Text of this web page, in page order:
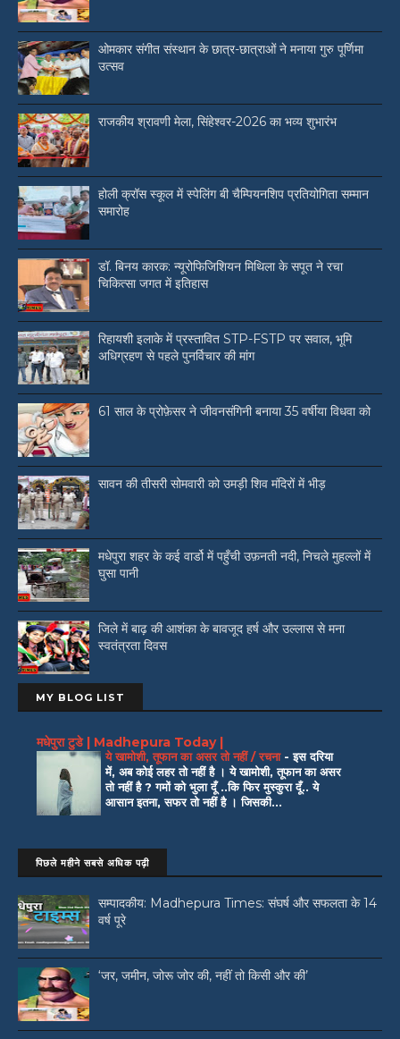
ओमकार संगीत संस्थान के छात्र-छात्राओं ने मनाया गुरु पूर्णिमा
उत्सव
राजकीय श्रावणी मेला, सिंहेश्वर-2026 का भव्य शुभारंभ
होली क्रॉस स्कूल में स्पेलिंग बी चैम्पियनशिप प्रतियोगिता सम्मान
समारोह
डॉ. बिनय कारक: न्यूरोफिजिशियन मिथिला के सपूत ने रचा
चिकित्सा जगत में इतिहास
रिहायशी इलाके में प्रस्तावित STP-FSTP पर सवाल, भूमि
अधिग्रहण से पहले पुनर्विचार की मांग
61 साल के प्रोफ़ेसर ने जीवनसंगिनी बनाया 35 वर्षीया विधवा को
सावन की तीसरी सोमवारी को उमड़ी शिव मंदिरों में भीड़
मधेपुरा शहर के कई वार्डो में पहुँची उफ़नती नदी, निचले मुहल्लों में
घुसा पानी
जिले में बाढ़ की आशंका के बावजूद हर्ष और उल्लास से मना
स्वतंत्रता दिवस
MY BLOG LIST
मधेपुरा टुडे | Madhepura Today |
ये खामोशी, तूफान का असर तो नहीं / रचना -इस दरिया
में, अब कोई लहर तो नहीं है । ये खामोशी, तूफान का असर
तो नहीं है ? गमों को भुला दूँ ..कि फिर मुस्कुरा दूँ.. ये
आसान इतना, सफर तो नहीं है । जिसकी...
पिछले महीने सबसे अधिक पढ़ी
सम्पादकीय: Madhepura Times: संघर्ष और सफलता के 14
वर्ष पूरे
‘जर, जमीन, जोरू जोर की, नहीं तो किसी और की’